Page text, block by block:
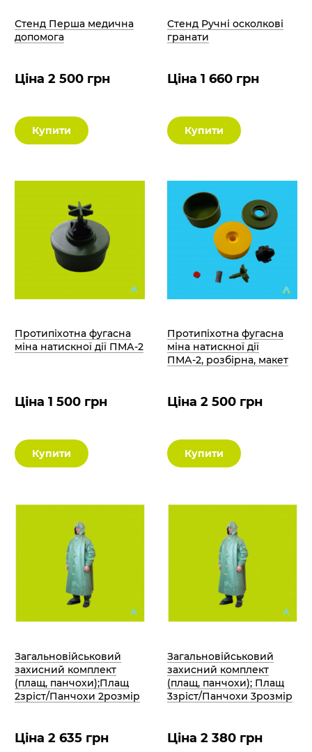
Стенд Перша медична
допомога
Ціна 2 500 грн
Купити
Стенд Ручні осколкові
гранати
Ціна 1 660 грн
Купити
Протипіхотна фугасна
міна натискної дії ПМА-2
Ціна 1 500 грн
Купити
Протипіхотна фугасна
міна натискної дії
ПМА-2, розбірна, макет
Ціна 2 500 грн
Купити
Загальновійськовий
захисний комплект
(плащ, панчохи);Плащ
2зріст/Панчохи 2розмір
Ціна 2 635 грн
Загальновійськовий
захисний комплект
(плащ, панчохи); Плащ
3зріст/Панчохи 3розмір
Ціна 2 380 грн